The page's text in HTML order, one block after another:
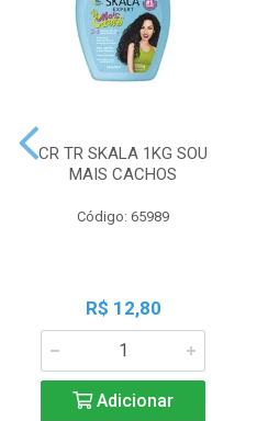
CR TR SKALA 1KG SOU
MAIS CACHOS
Código: 65989
R$ 12,80
Adicionar